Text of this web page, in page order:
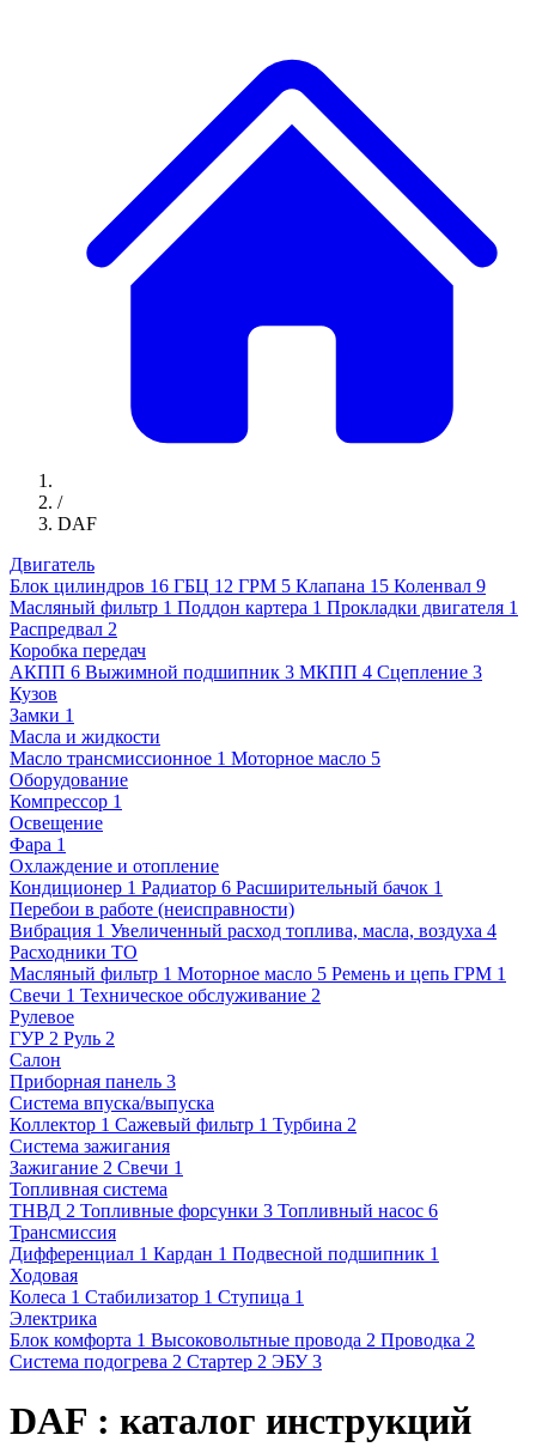
/
DAF
Двигатель
Блок цилиндров 16 ГБЦ 12 ГРМ 5 Клапана 15 Коленвал 9
Масляный фильтр 1 Поддон картера 1 Прокладки двигателя 1
Распредвал 2
Коробка передач
АКПП 6 Выжимной подшипник 3 МКПП 4 Сцепление 3
Кузов
Замки 1
Масла и жидкости
Масло трансмиссионное 1 Моторное масло 5
Оборудование
Компрессор 1
Освещение
Фара 1
Охлаждение и отопление
Кондиционер 1 Радиатор 6 Расширительный бачок 1
Перебои в работе (неисправности)
Вибрация 1 Увеличенный расход топлива, масла, воздуха 4
Расходники ТО
Масляный фильтр 1 Моторное масло 5 Ремень и цепь ГРМ 1
Свечи 1 Техническое обслуживание 2
Рулевое
ГУР 2 Руль 2
Салон
Приборная панель 3
Система впуска/выпуска
Коллектор 1 Сажевый фильтр 1 Турбина 2
Система зажигания
Зажигание 2 Свечи 1
Топливная система
ТНВД 2 Топливные форсунки 3 Топливный насос 6
Трансмиссия
Дифференциал 1 Кардан 1 Подвесной подшипник 1
Ходовая
Колеса 1 Стабилизатор 1 Ступица 1
Электрика
Блок комфорта 1 Высоковольтные провода 2 Проводка 2
Система подогрева 2 Стартер 2 ЭБУ 3
DAF : каталог инструкций